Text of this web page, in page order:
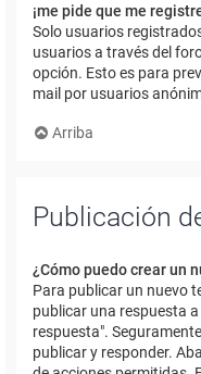
¡me pide que me
Solo usuarios
usuarios a través del
opción. Esto es para
mail por usuarios
Arriba
Publicación
¿Cómo puedo crear un
Para publicar un nuevo
publicar una respuesta
respuesta".
publicar y responder.